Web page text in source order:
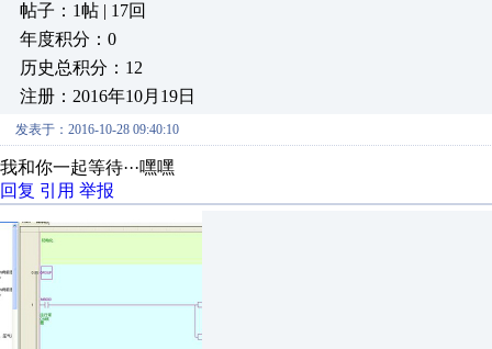
帖子：1帖 | 17回
年度积分：0
历史总积分：12
注册：2016年10月19日
发表于：2016-10-28 09:40:10
我和你一起等待···嘿嘿
回复 引用 举报